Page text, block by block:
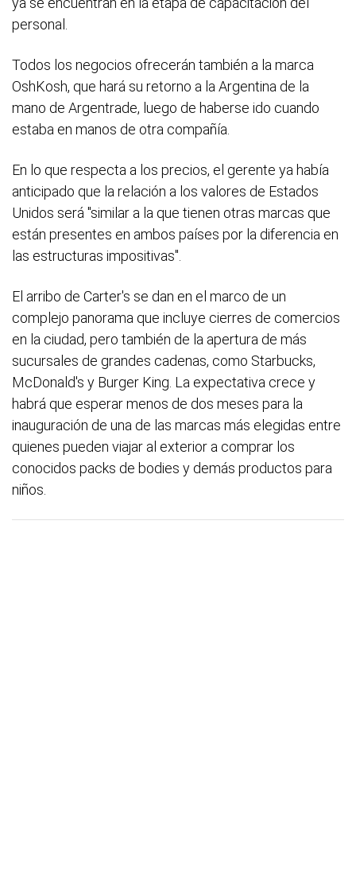
personal.
Todos los negocios ofrecerán también a la marca
OshKosh, que hará su retorno a la Argentina de la
mano de Argentrade, luego de haberse ido cuando
estaba en manos de otra compañía.
En lo que respecta a los precios, el gerente ya había
anticipado que la relación a los valores de Estados
Unidos será "similar a la que tienen otras marcas que
están presentes en ambos países por la diferencia en
las estructuras impositivas".
El arribo de Carter's se dan en el marco de un
complejo panorama que incluye cierres de comercios
en la ciudad, pero también de la apertura de más
sucursales de grandes cadenas, como Starbucks,
McDonald's y Burger King. La expectativa crece y
habrá que esperar menos de dos meses para la
inauguración de una de las marcas más elegidas entre
quienes pueden viajar al exterior a comprar los
conocidos packs de bodies y demás productos para
niños.